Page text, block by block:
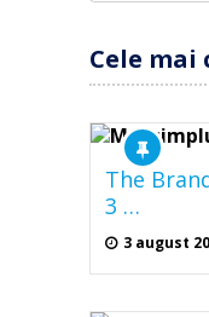
Cele
The
3 …
3 august